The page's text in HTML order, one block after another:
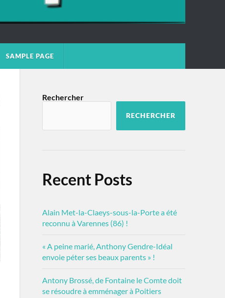
SAMPLE PAGE
Rechercher
RECHERCHER
Recent Posts
Alain Met-la-Claeys-sous-la-Porte a été
reconnu à Varennes (86) !
« A peine marié, Anthony Gendre-Idéal
envoie péter ses beaux parents » !
Antony Brossé, de Fontaine le Comte doit
se résoudre à emménager à Poitiers